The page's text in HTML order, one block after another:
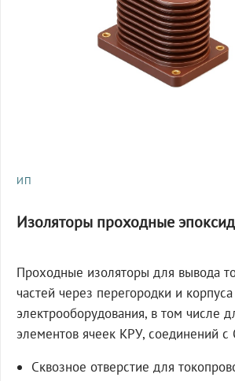
ИП
Изоляторы проходные
Проходные изоляторы для вывода
частей через перегородки и корпуса
электрооборудования, в том числе
элементов ячеек КРУ, соединений
Сквозное отверстие для